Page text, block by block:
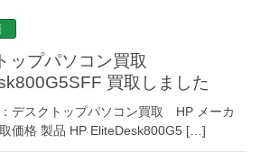
買取しました
デスクトップパソコン買取 HP メーカ
価格 製品 HP EliteDesk800G5 […]